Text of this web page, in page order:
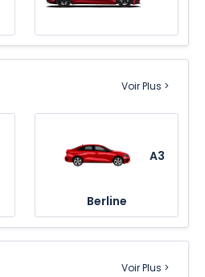
Voir Plus >
A3
Berline
Voir Plus >